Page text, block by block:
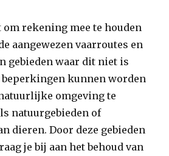
om rekening mee te houden
aangewezen vaarroutes en
gebieden waar dit niet is
beperkingen kunnen worden
omgeving te
natuurgebieden of
dieren. Door deze gebieden
je bij aan het behoud van